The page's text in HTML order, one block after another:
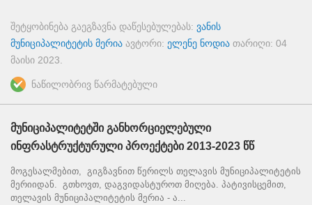
შეტყობინება გაეგზავნა დაწესებულებას: ვანის
მუნიციპალიტეტის მერია ავტორი: ელენე ნოდია თარიღი: 04
მაისი 2023
ნაწილობრივ წარმატებული
მუნიციპალიტეტში განხორციელებული
ინფრასტრუქტურული პროექტები 2013-2023 წწ
მოგესალმებით, გიგზავნით წერილს თელავის მუნიციპალიტეტის
მერიიდან. გთხოვთ, დაგვიდასტუროთ მიღება. პატივისცემით,
თელავის მუნიციპალიტეტის მერია - ა...